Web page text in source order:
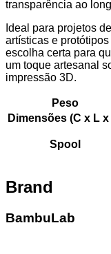
transparência ao
Ideal para projetos
artísticas e
escolha certa para
um toque artesanal
impressão 3D.
Peso
Dimensões (C x L x
Spool
Brand
BambuLab